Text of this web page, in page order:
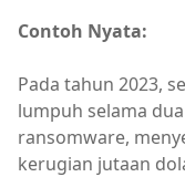
Contoh Nyata:
Pada tahun 2023,
lumpuh selama
ransomware,
kerugian jutaan